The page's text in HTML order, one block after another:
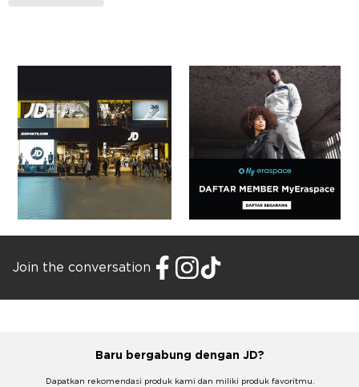
Join the conversation
Baru bergabung dengan JD?
Dapatkan rekomendasi produk kami dan miliki produk favoritmu.